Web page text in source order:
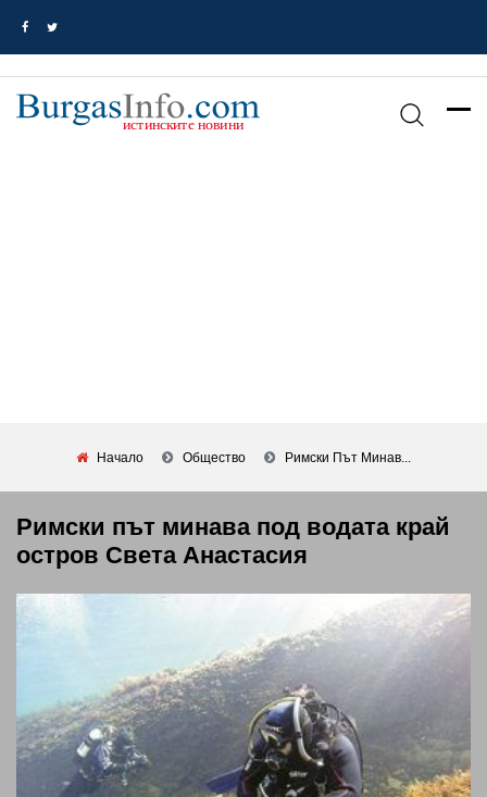
Начало Общество Римски Път Минав...
Римски път минава под водата край
остров Света Анастасия